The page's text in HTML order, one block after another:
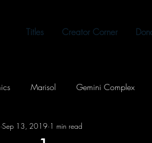
Titles Creator Corner
Marisol Gemini Complex
City Out Loud
Sep 13, 2019 1 min read